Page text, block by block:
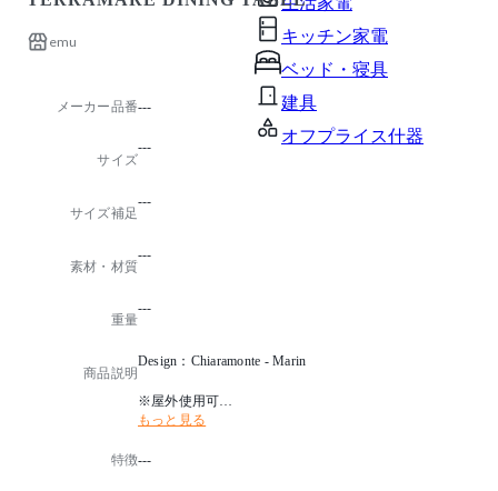
キッチン家電
ベッド・寝具
建具
オフプライス什器
emu
メーカー品番---
サイズ
---
サイズ補足
---
素材・材質
---
重量
---
商品説明
Design：Chiaramonte - Marin
※屋外使用可
※組み立て式
もっと見る
特徴---